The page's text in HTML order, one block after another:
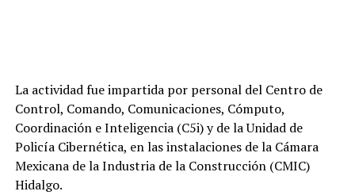
La actividad fue impartida por personal del Centro de
Control, Comando, Comunicaciones, Cómputo,
Coordinación e Inteligencia (C5i) y de la Unidad de
Policía Cibernética, en las instalaciones de la Cámara
Mexicana de la Industria de la Construcción (CMIC)
Hidalgo.